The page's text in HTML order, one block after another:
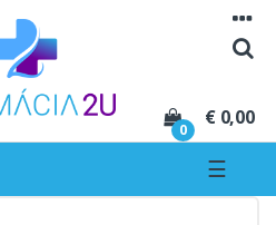
0
€ 0,00
☰